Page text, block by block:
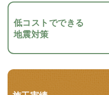
低コストでできる
地震対策